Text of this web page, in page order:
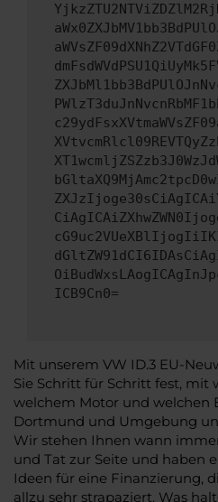
ICB9Cn0=
Mit unserem VW ID.3 EU-
Sie Schritt für Schritt fest, mit
welchem Motor und welchen
Dortmund und Umgebung
Wir stehen Ihnen wann
und Tat zur Seite und haben
Ideen für eine Finanzierung,
allzu sehr strapaziert. Was